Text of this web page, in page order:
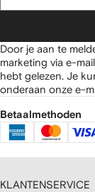
Door je aan te
marketing via e-
hebt gelezen. Je
onderaan onze e-
Betaalmethoden
KLANTENSERVICE